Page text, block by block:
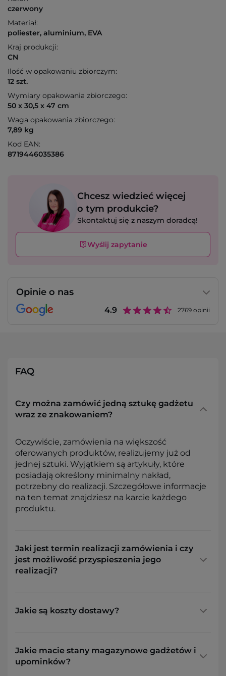
czerwony
Materiał:
poliester, aluminium, EVA
Kraj produkcji:
CN
Ilość w opakowaniu zbiorczym:
12 szt.
Wymiary opakowania zbiorczego:
50 x 30,5 x 47 cm
Waga opakowania zbiorczego:
7,89 kg
Kod EAN:
8719446035386
Chcesz wiedzieć więcej
o tym produkcie?
Skontaktuj się z naszym doradcą!
Wyślij zapytanie
Opinie o nas
4.9 2769 opinii
FAQ
Czy można zamówić jedną sztukę gadżetu
wraz ze znakowaniem?
Oczywiście, zamówienia na większość
oferowanych produktów, realizujemy już od
jednej sztuki. Wyjątkiem są artykuły, które
posiadają określony minimalny nakład,
potrzebny do realizacji. Szczegółowe informacje
na ten temat znajdziesz na karcie każdego
produktu.
Jaki jest termin realizacji zamówienia i czy
jest możliwość przyspieszenia jego
realizacji?
Jakie są koszty dostawy?
Jakie macie stany magazynowe gadżetów i
upominków?